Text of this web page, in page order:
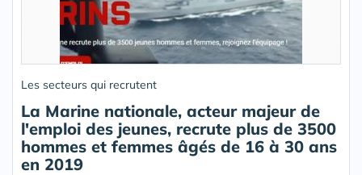
Les secteurs qui recrutent
La Marine nationale, acteur majeur de
l'emploi des jeunes, recrute plus de 3500
hommes et femmes âgés de 16 à 30 ans
en 2019